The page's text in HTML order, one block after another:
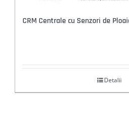
CRM Centrale cu Senzori de
Detalii